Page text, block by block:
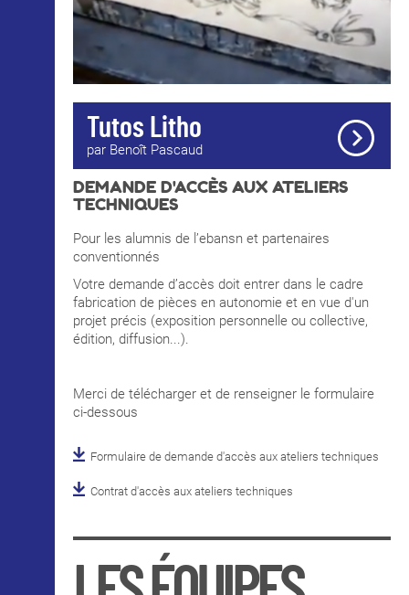
Tutos Litho
par Benoît Pascaud
DEMANDE D'ACCÈS AUX ATELIERS
TECHNIQUES
Pour les alumnis de l’ebansn et partenaires
conventionnés
Votre demande d’accès doit entrer dans le cadre
fabrication de pièces en autonomie et en vue d'un
projet précis (exposition personnelle ou collective,
édition, diffusion...).
Merci de télécharger et de renseigner le formulaire
ci-dessous
Formulaire de demande d'accès aux ateliers techniques
Contrat d'accès aux ateliers techniques